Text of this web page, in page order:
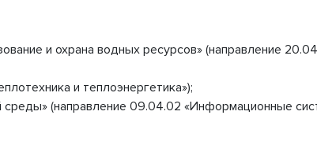
и охрана водных ресурсов» (направление
и теплоэнергетика»);
среды» (направление 09.04.02 «Информационные